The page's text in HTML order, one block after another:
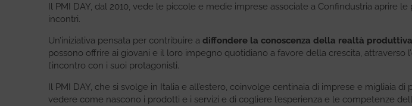
Il PMI DAY, dal 2010, vede le piccole e medie imprese associate a Confindustria aprire
incontri.
Un’iniziativa pensata per contribuire adiffondere la conoscenza della realtà
possono offrire ai giovani e il loro impegno quotidiano a favore della crescita, attraverso l’
l’incontro con i suoi protagonisti.
Il PMI DAY, che si svolge in Italia e all’estero, coinvolge centinaia di imprese e migliaia
vedere come nascono i prodotti e i servizi e di cogliere l’esperienza e le competenze